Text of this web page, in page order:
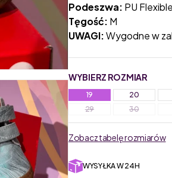
Podeszwa: PU Flexible
Tęgość: M
UWAGI:Wygodne w
WYBIERZ ROZMIAR
19 20
29
30
Zobacz tabelę rozmiarów
WYSYŁKA W 24H